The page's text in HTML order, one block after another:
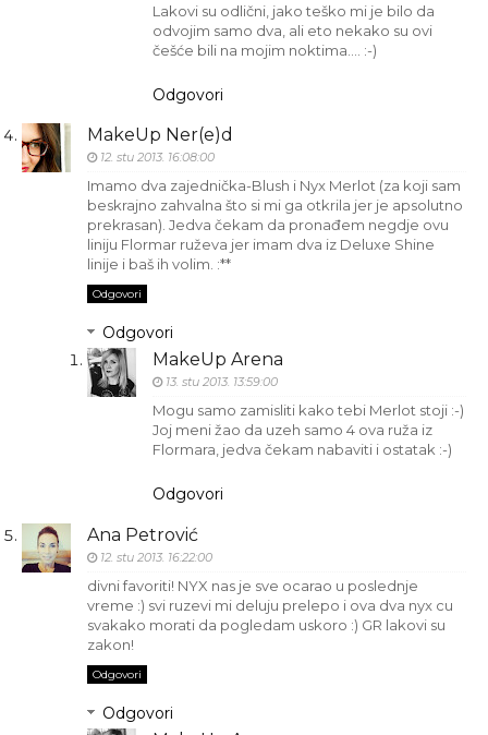
Lakovi su odlični, jako teško mi je bilo da
odvojim samo dva, ali eto nekako su ovi
češće bili na mojim noktima…. :-)
Odgovori
MakeUp Ner(e)d
12. stu 2013. 16:08:00
Imamo dva zajednička-Blush i Nyx Merlot (za koji sam
beskrajno zahvalna što si mi ga otkrila jer je apsolutno
prekrasan). Jedva čekam da pronađem negdje ovu
liniju Flormar ruževa jer imam dva iz Deluxe Shine
linije i baš ih volim. :**
Odgovori
Odgovori
MakeUp Arena
13. stu 2013. 13:59:00
Mogu samo zamisliti kako tebi Merlot stoji :-)
Joj meni žao da uzeh samo 4 ova ruža iz
Flormara, jedva čekam nabaviti i ostatak :-)
Odgovori
Ana Petrović
12. stu 2013. 16:22:00
divni favoriti! NYX nas je sve ocarao u poslednje
vreme :) svi ruzevi mi deluju prelepo i ova dva nyx cu
svakako morati da pogledam uskoro :) GR lakovi su
zakon!
Odgovori
Odgovori